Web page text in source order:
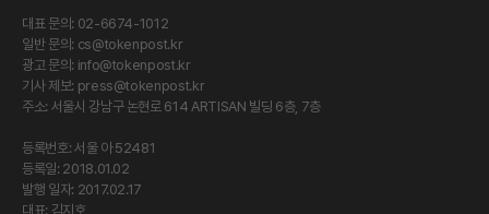
대표 문의: 02-6674-1012
일반 문의: cs@tokenpost.kr
광고 문의: info@tokenpost.kr
기사 제보: press@tokenpost.kr
주소: 서울시 강남구 논현로 614 ARTISAN 빌딩 6층, 7층
등록번호: 서울 아 52481
등록일: 2018.01.02
발행 일자: 2017.02.17
대표: 김지호